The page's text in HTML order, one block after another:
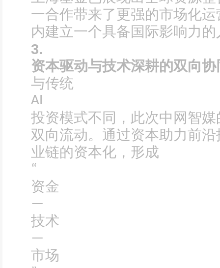
一合作带来了更强的市场化
内建立一个具备国际影响力
3.
资本驱动与技术深耕的双向协
与传统
AI
投资模式不同，此次中网智
双向流动。通过资本助力前
业链的资本化，形成
“
资金
—
技术
—
市场